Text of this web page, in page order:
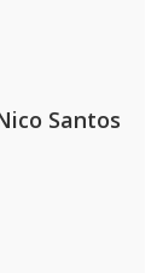
Santos